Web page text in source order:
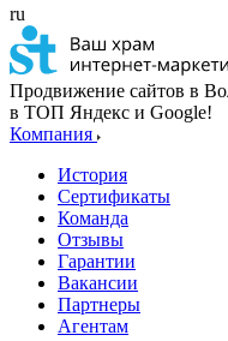
ru
Продвижение сайтов в
в ТОП Яндекс и Google!
Компания
История
Сертификаты
Команда
Отзывы
Гарантии
Вакансии
Партнеры
Агентам